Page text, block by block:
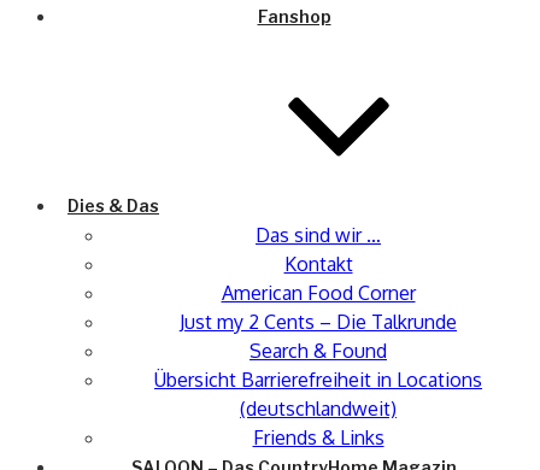
Fanshop
Dies & Das
Das sind wir …
Kontakt
American Food Corner
Just my 2 Cents – Die Talkrunde
Search & Found
Übersicht Barrierefreiheit in Locations
(deutschlandweit)
Friends & Links